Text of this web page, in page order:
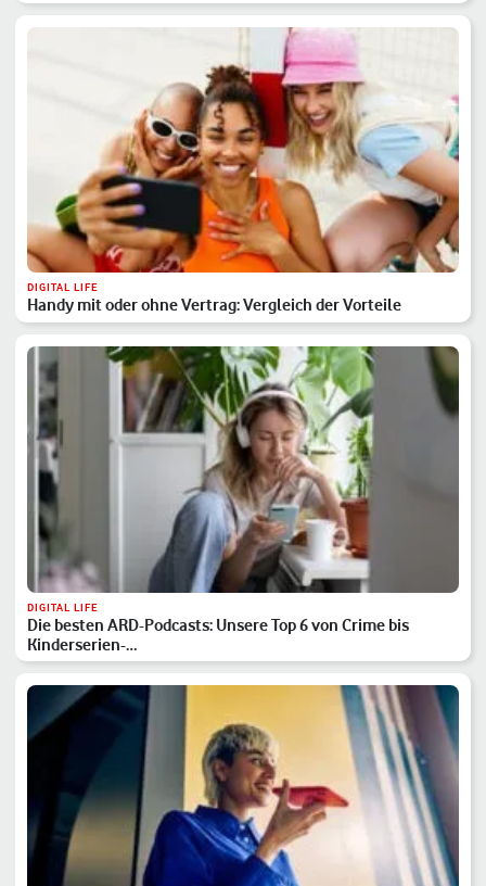
DIGITAL LIFE
Handy mit oder ohne Vertrag: Vergleich der Vorteile
DIGITAL LIFE
Die besten ARD-Podcasts: Unsere Top 6 von Crime bis
Kinderserien-…